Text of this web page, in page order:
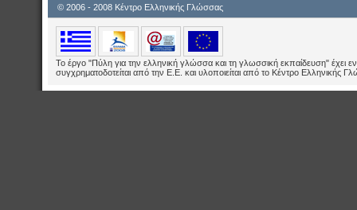
© 2006 - 2008 Κέντρο Ελληνικής Γλώσσας
Το έργο "Πύλη για την ελληνική γλώσσα και τη γλωσσική εκπαίδευση" έχει
συγχρηματοδοτείται από την Ε.E. και υλοποιείται από το Κέντρο Ελληνικής